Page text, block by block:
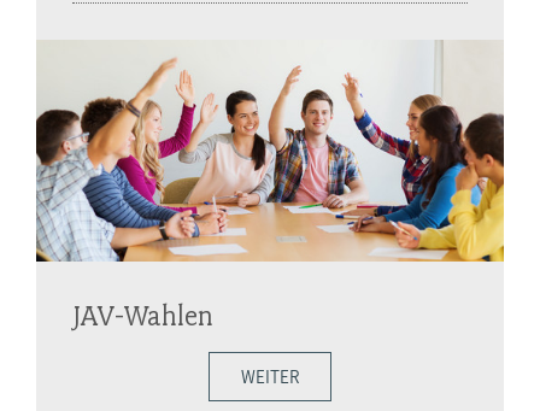
JAV-Wahlen
WEITER